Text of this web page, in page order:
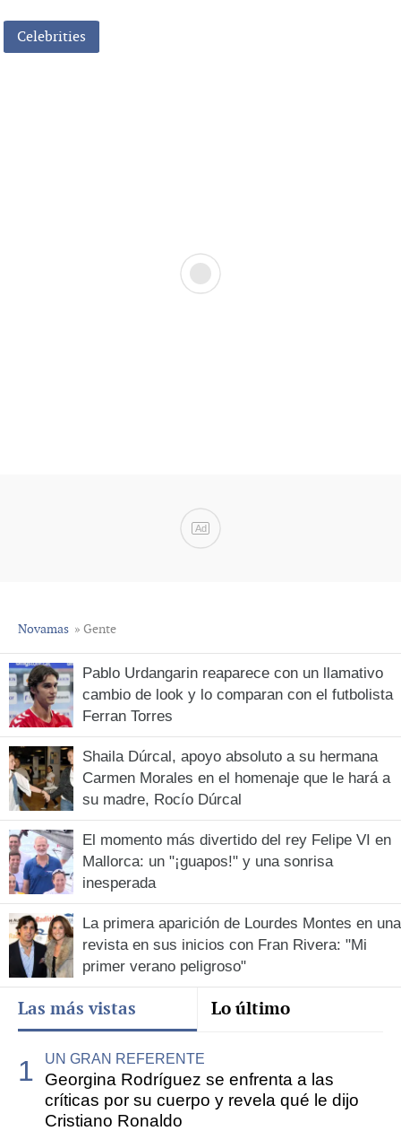
Celebrities
Ad
Novamas » Gente
Pablo Urdangarin reaparece con un llamativo
cambio de look y lo comparan con el futbolista
Ferran Torres
Shaila Dúrcal, apoyo absoluto a su hermana
Carmen Morales en el homenaje que le hará a
su madre, Rocío Dúrcal
El momento más divertido del rey Felipe VI en
Mallorca: un "¡guapos!" y una sonrisa
inesperada
La primera aparición de Lourdes Montes en una
revista en sus inicios con Fran Rivera: "Mi
primer verano peligroso"
Las más vistas Lo último
UN GRAN REFERENTE
Georgina Rodríguez se enfrenta a las
críticas por su cuerpo y revela qué le dijo
Cristiano Ronaldo